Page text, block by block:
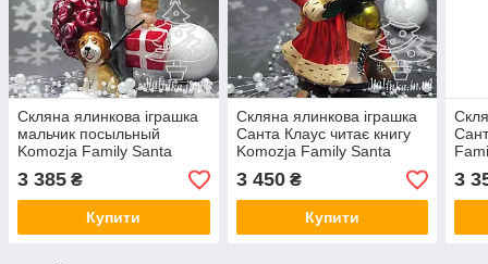
Скляна ялинкова іграшка
мальчик посыльный
Komozja Family Santa
Claus
3 385 ₴
Купити
Скляна ялинкова іграшка
Санта Клаус читає книгу
Komozja Family Santa
Claus
3 450₴
Купити
3